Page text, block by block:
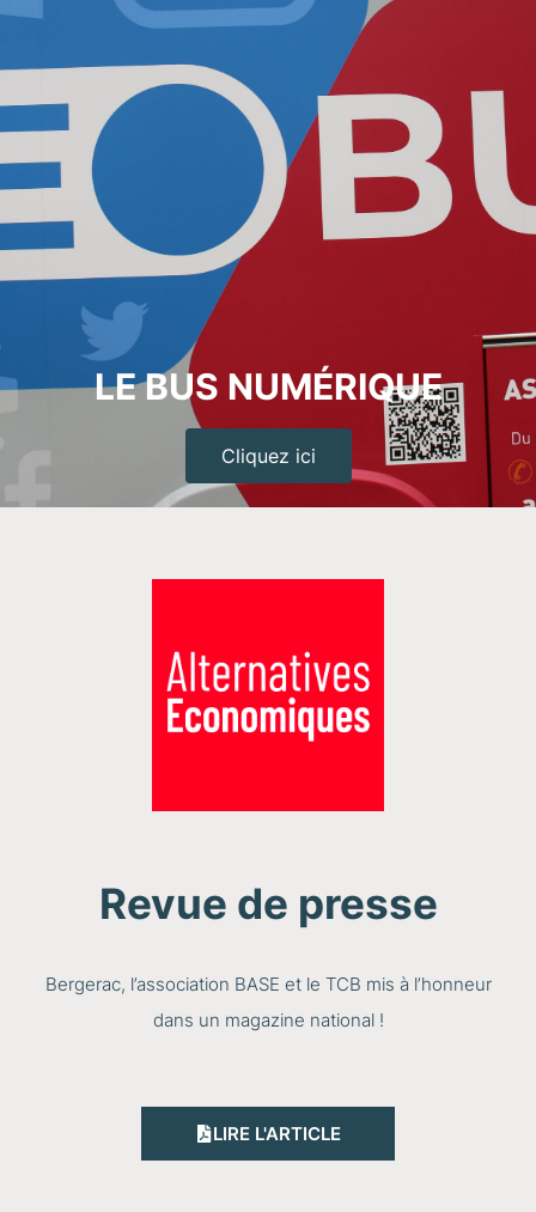
LE BUS NUMÉRIQUE
Cliquez ici
Revue de presse
Bergerac, l’association BASE et le TCB mis à l’honneur
dans un magazine national !
LIRE L'ARTICLE